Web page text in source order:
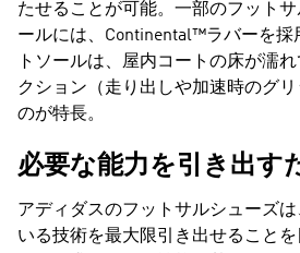
たせることが可能。一部のフット
ールには、Continental™ラバーを採
トソールは、屋内コートの床が濡
クション（走り出しや加速時のグ
のが特長。
必要な能力を引き出す
アディダスのフットサルシューズ
いる技術を最大限引き出せること